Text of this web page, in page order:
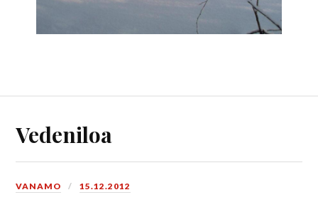
Vedeniloa
VANAMO 15.12.2012